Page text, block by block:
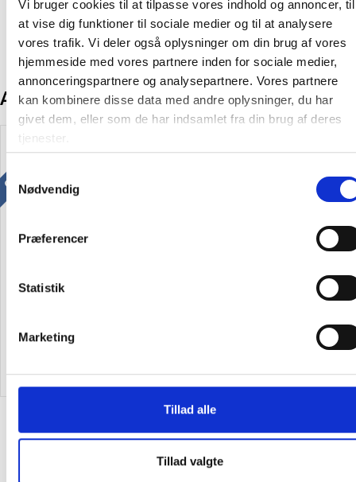
Vi bruger cookies til at tilpasse vores indhold og annoncer, til
at vise dig funktioner til sociale medier og til at analysere
vores trafik. Vi deler også oplysninger om din brug af vores
hjemmeside med vores partnere inden for sociale medier,
annonceringspartnere og analysepartnere. Vores partnere
kan kombinere disse data med andre oplysninger, du har
givet dem, eller som de har indsamlet fra din brug af deres
tjenester.
Samtykkevalg
Nødvendig
Præferencer
Statistik
Marketing
Tillad alle
Tillad valgte
Andre kunder købte også
Gratis levering
inkl. moms
Læg i kurv Læg i kurv
Alternativer til varen